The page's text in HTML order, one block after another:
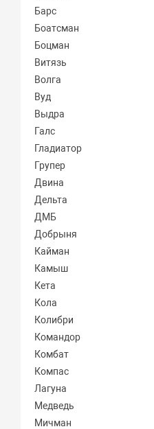
Барс
Боатсман
Боцман
Витязь
Волга
Вуд
Выдра
Галс
Гладиатор
Групер
Двина
Дельта
ДМБ
Добрыня
Кайман
Камыш
Кета
Кола
Колибри
Командор
Комбат
Компас
Лагуна
Медведь
Мичман